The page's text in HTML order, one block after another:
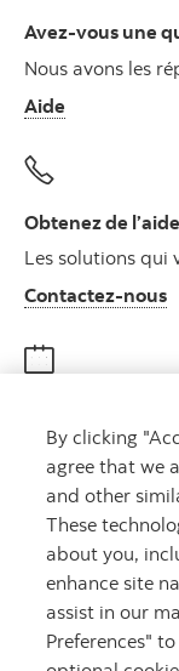
Avez-vous une
Nous avons les
Aide
Obtenez de l’aide
Les solutions qui
Contactez-nous
Rencontrez un
Prenez rendez-
By clicking
agree that we
and other
These
about you,
enhance site
assist in our
Preferences"